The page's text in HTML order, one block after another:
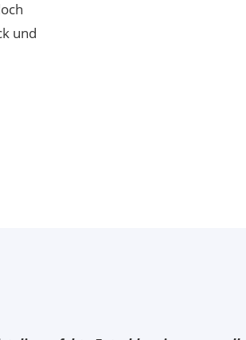
und